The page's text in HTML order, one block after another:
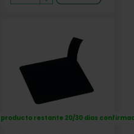
producto restante 20/30 dias